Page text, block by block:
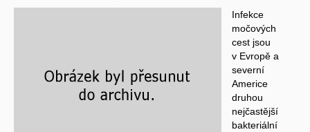
Infekce
močových
cest jsou
v Evropě a
severní
Americe
druhou
nejčastější
bakteriální